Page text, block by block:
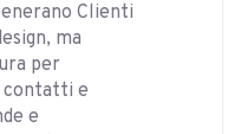
Clienti
ma
per
e
e